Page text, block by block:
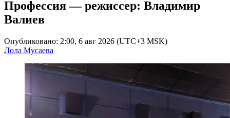
Профессия — режиссер: Владимир
Валиев
Опубликовано: 2:00, 6 авг 2026 (UTC+3 MSK)
Лола Мусаева